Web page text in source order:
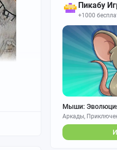
Пикабу
+1000
Мыши:
Аркады,